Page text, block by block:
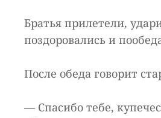
Братья прилетели,
поздоровались и
После обеда говорит
— Спасибо тебе,